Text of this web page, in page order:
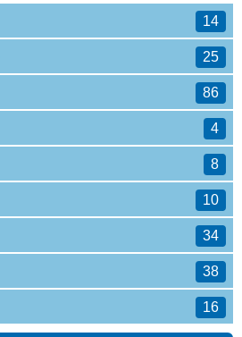
14
25
86
4
8
10
34
38
16